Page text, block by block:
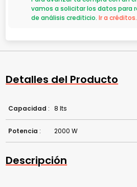
vamos a solicitar los datos para
de análisis crediticio.Ir a créditos.
Detalles del Producto
Capacidad : 8 lts
Potencia : 2000 W
Descripción